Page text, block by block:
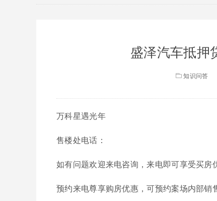
盛泽汽车抵押
知识问答
万科星遇光年
售楼处电话：
如有问题欢迎来电咨询，来电即可享受买房
预约来电尊享购房优惠，可预约案场内部销